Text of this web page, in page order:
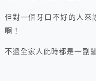
但對一個牙口不好的人來
啊！
不過全家人此時都是一副